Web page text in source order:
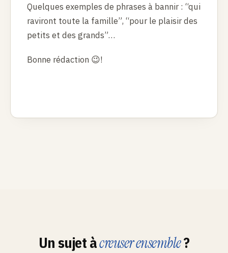
Quelques exemples de phrases à bannir : “qui
raviront toute la famille”, “pour le plaisir des
petits et des grands”…
Bonne rédaction 😉!
Un sujet àcreuser ensemble?